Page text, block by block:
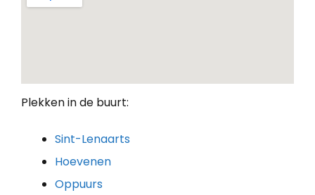
Plekken in de buurt:
Sint-Lenaarts
Hoevenen
Oppuurs